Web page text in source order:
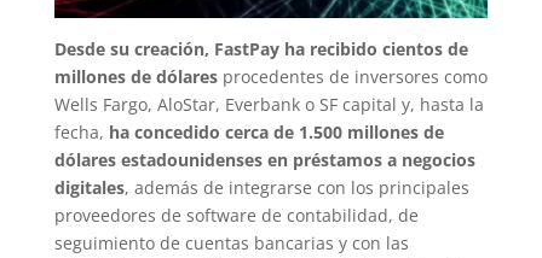
Desde su creación, FastPay ha recibido cientos de
millones de dólaresprocedentes de inversores como
Wells Fargo, AloStar, Everbank o SF capital y, hasta la
fecha, ha concedido cerca de 1.500 millones de
dólares estadounidenses en préstamos a negocios
digitales, además de integrarse con los principales
proveedores de software de contabilidad, de
seguimiento de cuentas bancarias y con las